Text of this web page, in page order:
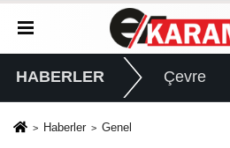
HABERLER Çevre
Haberler Genel